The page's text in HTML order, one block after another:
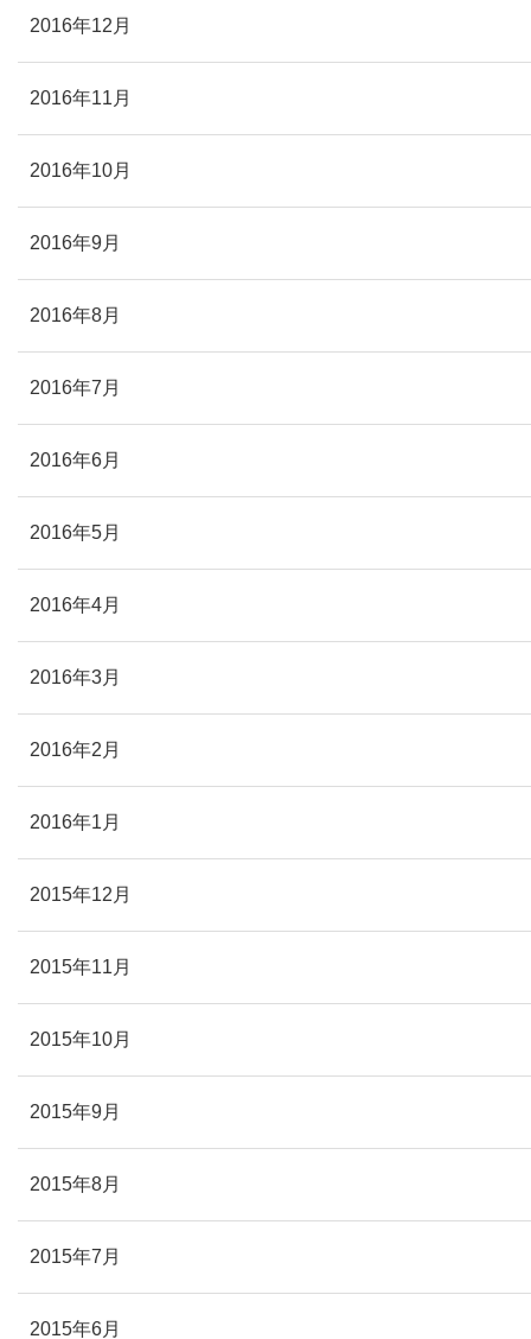
2016年12月
2016年11月
2016年10月
2016年9月
2016年8月
2016年7月
2016年6月
2016年5月
2016年4月
2016年3月
2016年2月
2016年1月
2015年12月
2015年11月
2015年10月
2015年9月
2015年8月
2015年7月
2015年6月